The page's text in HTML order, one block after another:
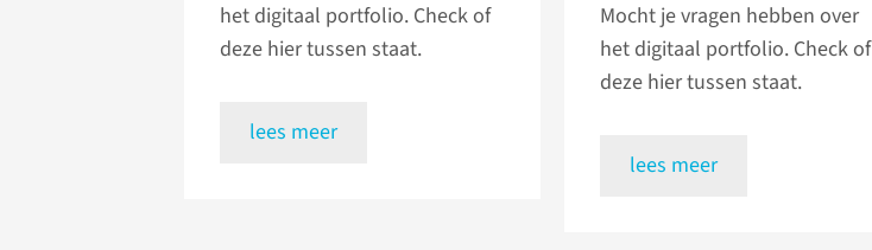
het digitaal portfolio. Check of
deze hier tussen staat.
lees meer
Mocht je vragen hebben over
het digitaal portfolio. Check of
deze hier tussen staat.
lees meer